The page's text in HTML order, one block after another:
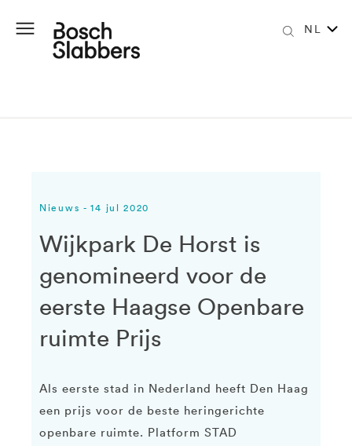
NL
Nieuws - 14 jul 2020
Wijkpark De Horst is
genomineerd voor de
eerste Haagse Openbare
ruimte Prijs
Als eerste stad in Nederland heeft Den Haag
een prijs voor de beste heringerichte
openbare ruimte. Platform STAD